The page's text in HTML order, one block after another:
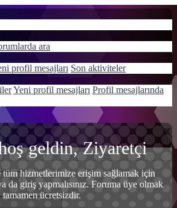
ara
profil mesajları Son aktiviteler
Yeni profil mesajları Profil mesajlarında
geldin, Ziyaretçi
hizmetlerimize erişim sağlamak için
da giriş yapmalısınız. Foruma üye olmak
tamamen ücretsizdir.